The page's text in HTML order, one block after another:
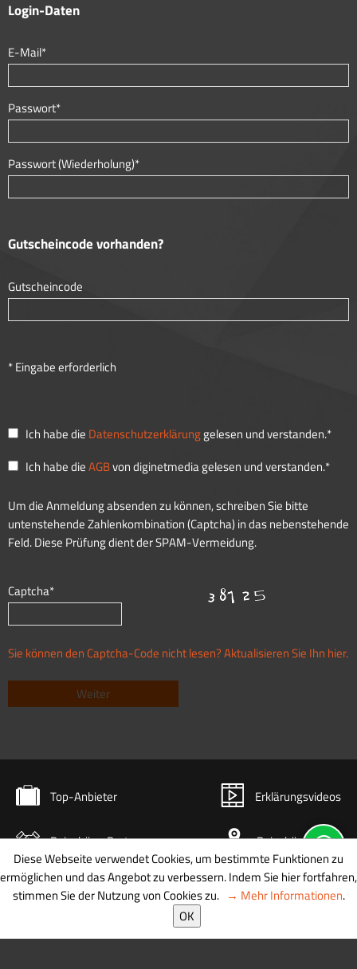
Login-Daten
E-Mail*
Passwort*
Passwort (Wiederholung)*
Gutscheincode vorhanden?
Gutscheincode
* Eingabe erforderlich
Ich habe die Datenschutzerklärunggelesen und verstanden.*
Ich habe dieAGBvon diginetmedia gelesen und verstanden.*
Um die Anmeldung absenden zu können, schreiben Sie bitte
untenstehende Zahlenkombination (Captcha) in das nebenstehende
Feld. Diese Prüfung dient der SPAM-Vermeidung.
Captcha*
Sie können den Captcha-Code nicht lesen? Aktualisieren Sie Ihn hier.
Top-Anbieter Erklärungsvideos
Reisebüro-Partner Reisebüro-Karte
© 2026 diginetmedia
|Impressum
Diese Webseite verwendet Cookies, um bestimmte Funktionen zu
ermöglichen und das Angebot zu verbessern. Indem Sie hier fortfahren,
stimmen Sie der Nutzung von Cookies zu. → Mehr Informationen.
OK